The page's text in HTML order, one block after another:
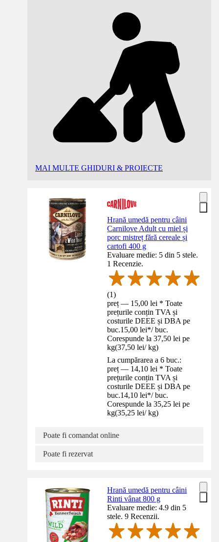
MAI MULTE GHIDURI & PROIECTE
Hrană umedă pentru câini
Carnilove Adult cu miel și
porc mistreț fără cereale și
cartofi 400 g
Evaluare medie: 5 din 5 stele.
1 Recenzie.
(1)
preț — 15,00 lei * Toate
prețurile conțin TVA și
costurile DEEE și DBA pe
buc.15,00 lei*/ buc.
Corespunde la 37,50 lei pe
kg(37,50 lei/ kg)
La cumpărarea a 6 buc.:
preț — 14,10 lei * Toate
prețurile conțin TVA și
costurile DEEE și DBA pe
buc.14,10 lei*/ buc.
Corespunde la 35,25 lei pe
kg(35,25 lei/ kg)
Poate fi comandat online
Poate fi rezervat
Hrană umedă pentru câini
Rinti vânat 800 g
Evaluare medie: 4.9 din 5
stele. 9 Recenzii.